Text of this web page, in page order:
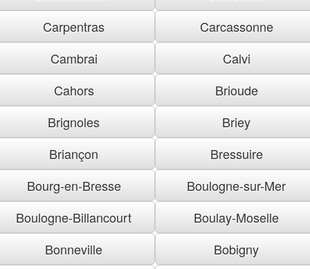
Carpentras
Carcassonne
Cambrai
Calvi
Cahors
Brioude
Brignoles
Briey
Briançon
Bressuire
Bourg-en-Bresse
Boulogne-sur-Mer
Boulogne-Billancourt
Boulay-Moselle
Bonneville
Bobigny